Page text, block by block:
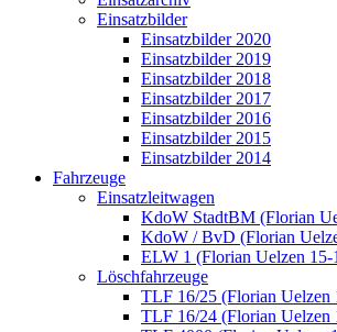
Einsatzbilder
Einsatzbilder 2020
Einsatzbilder 2019
Einsatzbilder 2018
Einsatzbilder 2017
Einsatzbilder 2016
Einsatzbilder 2015
Einsatzbilder 2014
Fahrzeuge
Einsatzleitwagen
KdoW StadtBM (Florian
KdoW / BvD (Florian
ELW 1 (Florian Uelzen 15-
Löschfahrzeuge
TLF 16/25 (Florian Uelzen
TLF 16/24 (Florian Uelzen